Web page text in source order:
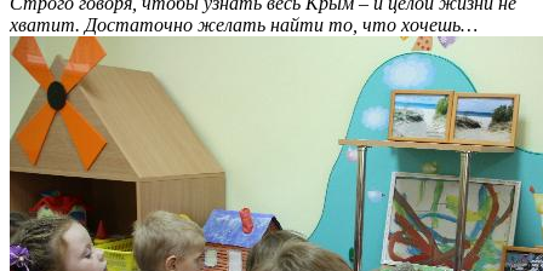
хватит. Достаточно желать найти то, что хочешь…